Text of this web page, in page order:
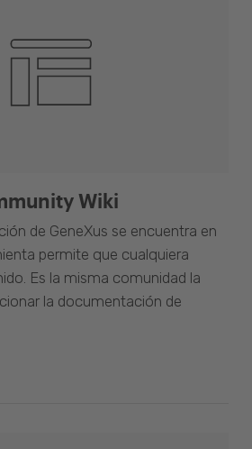
Wiki
de GeneXus se encuentra en
permite que cualquiera
Es la misma comunidad la
la documentación de